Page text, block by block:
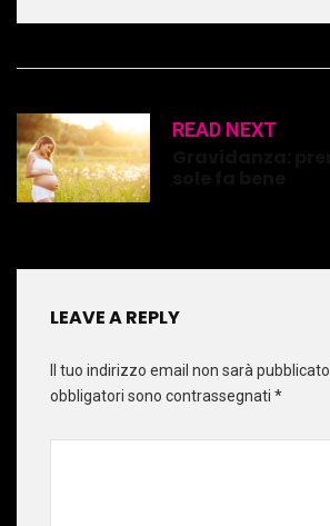
READ NEXT
LEAVE A REPLY
Il tuo indirizzo email non sarà pubblicato.
obbligatori sono contrassegnati *